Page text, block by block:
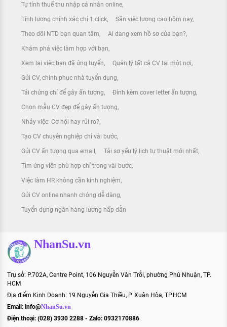
Tự tính thuế thu nhập cá nhân online
Tính lương chính xác chỉ 1 click Săn việc lương cao hôm nay
Theo dõi NTD bạn quan tâm Ai đang xem hồ sơ của bạn?
Khám phá việc làm hợp với bạn
Xem lại việc bạn đã ứng tuyển Quản lý tất cả CV tại một nơi
Gửi CV, chinh phục nhà tuyển dụng
Tải chứng chỉ để gây ấn tượng Đính kèm cover letter ấn tượng
Chọn mẫu CV đẹp để gây ấn tượng
Nhảy việc: Cơ hội hay rủi ro?
Tạo CV chuyên nghiệp chỉ vài bước
Gửi CV ấn tượng qua email Tải sơ yếu lý lịch tự thuật mới nhất
Tìm ứng viên phù hợp chỉ trong vài bước
Việc làm HR không cần kinh nghiệm
Gửi CV online nhanh chóng dễ dàng
Tuyển dụng ngân hàng lương hấp dẫn
NhanSu.vn
Trụ sở: P.702A, Centre Point, 106 Nguyễn Văn Trỗi, phường Phú Nhuận, TP.
HCM
Địa điểm Kinh Doanh: 19 Nguyễn Gia Thiều, P. Xuân Hòa, TP.HCM
Email: info@NhanSu.vn
Điện thoại: (028) 3930 2288 - Zalo: 0932170886